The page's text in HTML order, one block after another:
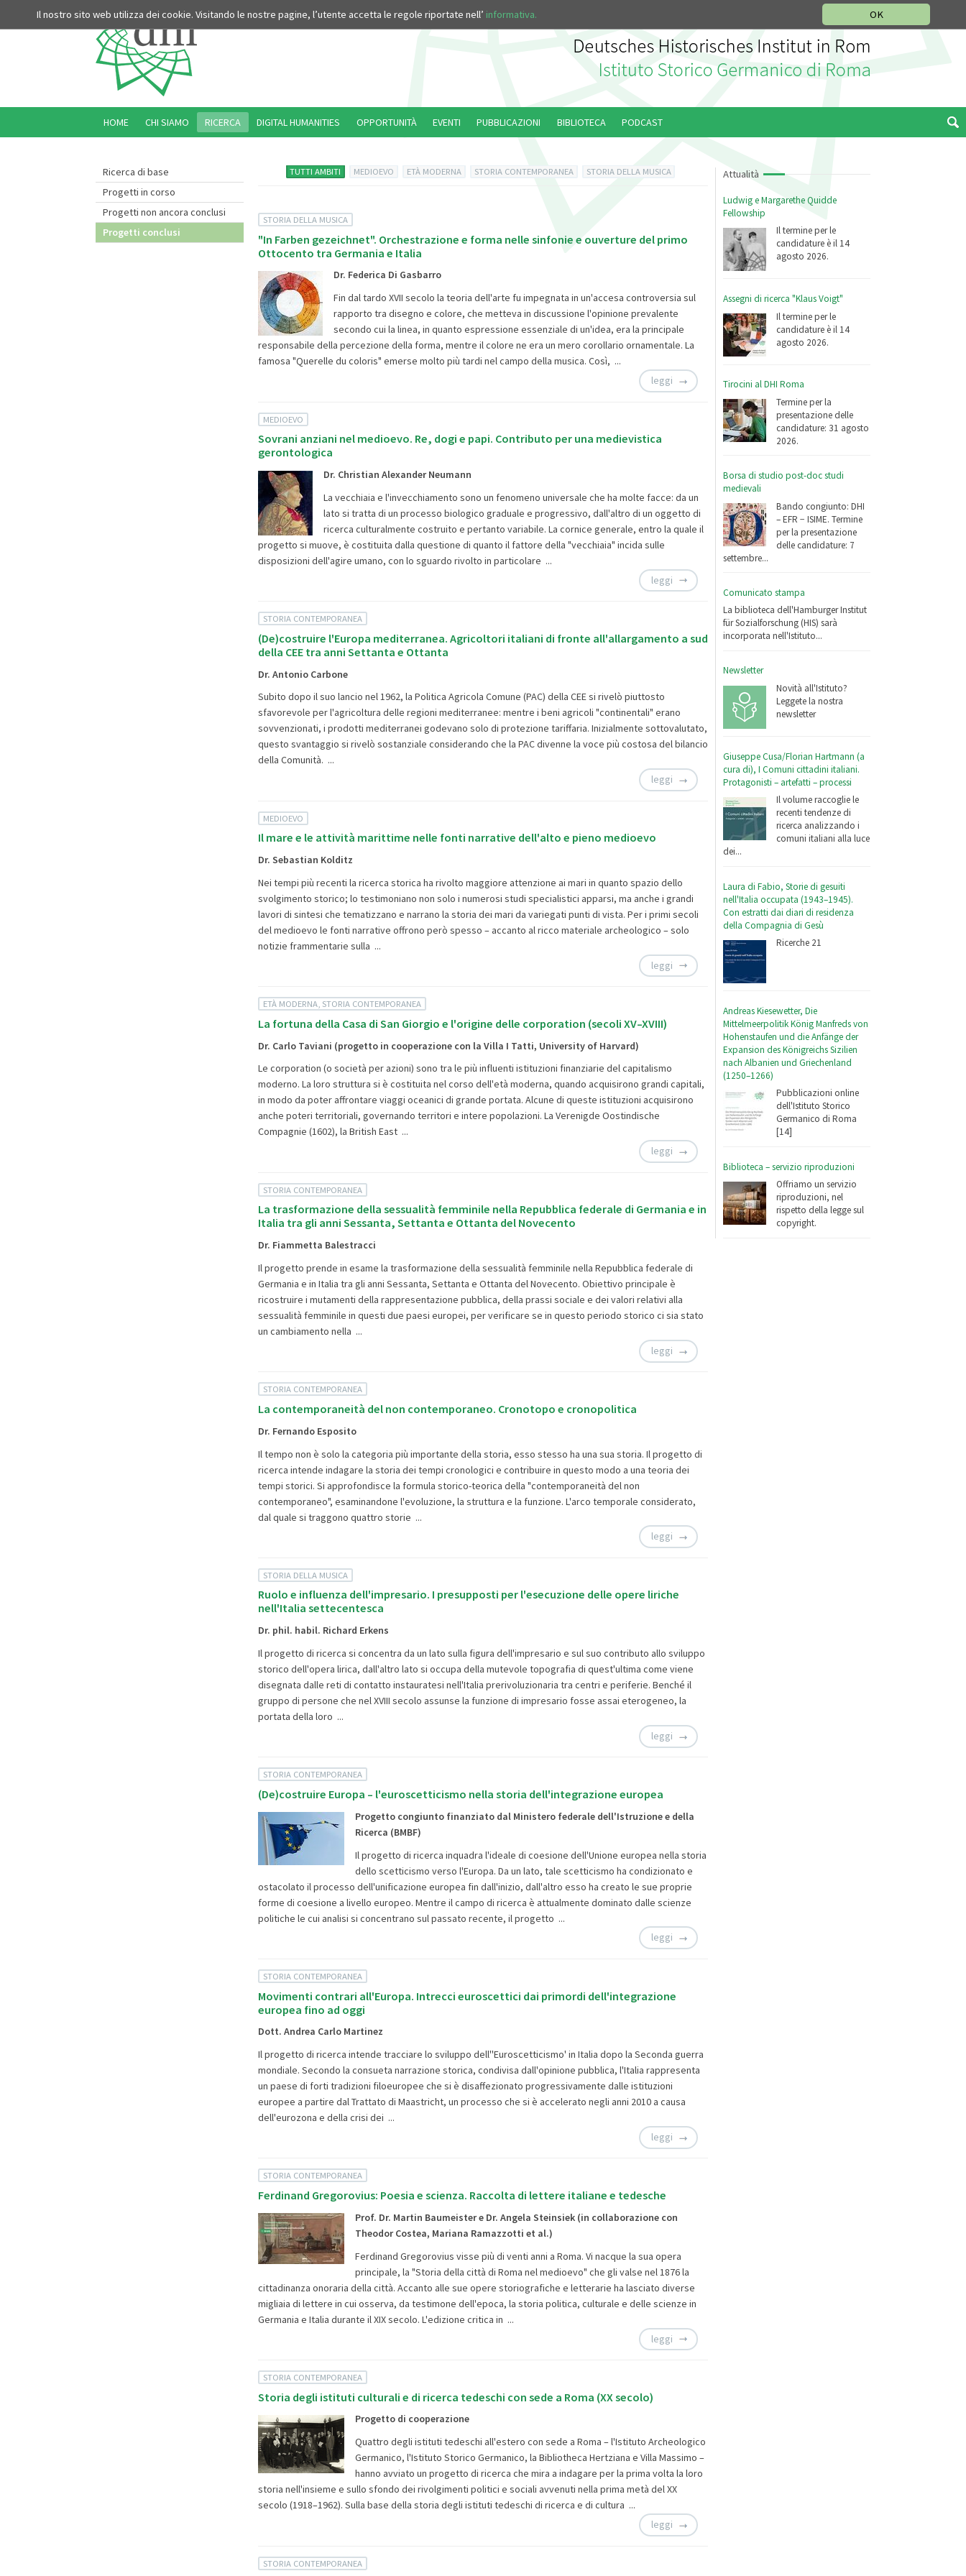
OK
Il nostro sito web utilizza dei cookie. Visitando le nostre pagine, l’utente accetta le regole riportate nell’ informativa.
Ricerca di base
Progetti in corso
Progetti non ancora conclusi
Progetti conclusi
Attualità
Ludwig e Margarethe Quidde
Fellowship
Il termine per le
candidature è il 14
agosto 2026.
Assegni di ricerca "Klaus Voigt"
Il termine per le
candidature è il 14
agosto 2026.
Tirocini al DHI Roma
Termine per la
presentazione delle
candidature: 31 agosto
2026.
Borsa di studio post-doc studi
medievali
Bando congiunto: DHI
– EFR − ISIME. Termine
per la presentazione
delle candidature: 7
settembre...
Comunicato stampa
La biblioteca dell'Hamburger Institut
für Sozialforschung (HIS) sarà
incorporata nell'Istituto...
Newsletter
Novità all'Istituto?
Leggete la nostra
newsletter
Giuseppe Cusa/Florian Hartmann (a
cura di), I Comuni cittadini italiani.
Protagonisti – artefatti – processi
Il volume raccoglie le
recenti tendenze di
ricerca analizzando i
comuni italiani alla luce
dei...
Laura di Fabio, Storie di gesuiti
nell'Italia occupata (1943–1945).
Con estratti dai diari di residenza
della Compagnia di Gesù
Ricerche 21
Andreas Kiesewetter, Die
Mittelmeerpolitik König Manfreds von
Hohenstaufen und die Anfänge der
Expansion des Königreichs Sizilien
nach Albanien und Griechenland
(1250–1266)
Pubblicazioni online
dell'Istituto Storico
Germanico di Roma
[14]
Biblioteca – servizio riproduzioni
Offriamo un servizio
riproduzioni, nel
rispetto della legge sul
copyright.
TUTTI AMBITI MEDIOEVO ETÀ MODERNA STORIA CONTEMPORANEA STORIA DELLA MUSICA
STORIA DELLA MUSICA
"In Farben gezeichnet". Orchestrazione e forma nelle sinfonie e ouverture del primo
Ottocento tra Germania e Italia
Dr. Federica Di Gasbarro
Fin dal tardo XVII secolo la teoria dell'arte fu impegnata in un'accesa controversia sul
rapporto tra disegno e colore, che metteva in discussione l'opinione prevalente
secondo cui la linea, in quanto espressione essenziale di un'idea, era la principale
responsabile della percezione della forma, mentre il colore ne era un mero corollario ornamentale. La
famosa "Querelle du coloris" emerse molto più tardi nel campo della musica. Così, ...
leggi
MEDIOEVO
Sovrani anziani nel medioevo. Re, dogi e papi. Contributo per una medievistica
gerontologica
Dr. Christian Alexander Neumann
La vecchiaia e l'invecchiamento sono un fenomeno universale che ha molte facce: da un
lato si tratta di un processo biologico graduale e progressivo, dall'altro di un oggetto di
ricerca culturalmente costruito e pertanto variabile. La cornice generale, entro la quale il
progetto si muove, è costituita dalla questione di quanto il fattore della "vecchiaia" incida sulle
disposizioni dell'agire umano, con lo sguardo rivolto in particolare ...
leggi
STORIA CONTEMPORANEA
(De)costruire l'Europa mediterranea. Agricoltori italiani di fronte all'allargamento a sud
della CEE tra anni Settanta e Ottanta
Dr. Antonio Carbone
Subito dopo il suo lancio nel 1962, la Politica Agricola Comune (PAC) della CEE si rivelò piuttosto
sfavorevole per l'agricoltura delle regioni mediterranee: mentre i beni agricoli "continentali" erano
sovvenzionati, i prodotti mediterranei godevano solo di protezione tariffaria. Inizialmente sottovalutato,
questo svantaggio si rivelò sostanziale considerando che la PAC divenne la voce più costosa del bilancio
della Comunità. ...
leggi
MEDIOEVO
Il mare e le attività marittime nelle fonti narrative dell'alto e pieno medioevo
Dr. Sebastian Kolditz
Nei tempi più recenti la ricerca storica ha rivolto maggiore attenzione ai mari in quanto spazio dello
svolgimento storico; lo testimoniano non solo i numerosi studi specialistici apparsi, ma anche i grandi
lavori di sintesi che tematizzano e narrano la storia dei mari da variegati punti di vista. Per i primi secoli
del medioevo le fonti narrative offrono però spesso – accanto al ricco materiale archeologico – solo
notizie frammentarie sulla ...
leggi
ETÀ MODERNA, STORIA CONTEMPORANEA
La fortuna della Casa di San Giorgio e l'origine delle corporation (secoli XV–XVIII)
Dr. Carlo Taviani (progetto in cooperazione con la Villa I Tatti, University of Harvard)
Le corporation (o società per azioni) sono tra le più influenti istituzioni finanziarie del capitalismo
moderno. La loro struttura si è costituita nel corso dell'età moderna, quando acquisirono grandi capitali,
in modo da poter affrontare viaggi oceanici di grande portata. Alcune di queste istituzioni acquisirono
anche poteri territoriali, governando territori e intere popolazioni. La Verenigde Oostindische
Compagnie (1602), la British East ...
leggi
STORIA CONTEMPORANEA
La trasformazione della sessualità femminile nella Repubblica federale di Germania e in
Italia tra gli anni Sessanta, Settanta e Ottanta del Novecento
Dr. Fiammetta Balestracci
Il progetto prende in esame la trasformazione della sessualità femminile nella Repubblica federale di
Germania e in Italia tra gli anni Sessanta, Settanta e Ottanta del Novecento. Obiettivo principale è
ricostruire i mutamenti della rappresentazione pubblica, della prassi sociale e dei valori relativi alla
sessualità femminile in questi due paesi europei, per verificare se in questo periodo storico ci sia stato
un cambiamento nella ...
leggi
STORIA CONTEMPORANEA
La contemporaneità del non contemporaneo. Cronotopo e cronopolitica
Dr. Fernando Esposito
Il tempo non è solo la categoria più importante della storia, esso stesso ha una sua storia. Il progetto di
ricerca intende indagare la storia dei tempi cronologici e contribuire in questo modo a una teoria dei
tempi storici. Si approfondisce la formula storico-teorica della "contemporaneità del non
contemporaneo", esaminandone l'evoluzione, la struttura e la funzione. L'arco temporale considerato,
dal quale si traggono quattro storie ...
leggi
STORIA DELLA MUSICA
Ruolo e influenza dell'impresario. I presupposti per l'esecuzione delle opere liriche
nell'Italia settecentesca
Dr. phil. habil. Richard Erkens
Il progetto di ricerca si concentra da un lato sulla figura dell'impresario e sul suo contributo allo sviluppo
storico dell'opera lirica, dall'altro lato si occupa della mutevole topografia di quest'ultima come viene
disegnata dalle reti di contatto instauratesi nell'Italia prerivoluzionaria tra centri e periferie. Benché il
gruppo di persone che nel XVIII secolo assunse la funzione di impresario fosse assai eterogeneo, la
portata della loro ...
leggi
STORIA CONTEMPORANEA
(De)costruire Europa – l'euroscetticismo nella storia dell'integrazione europea
Progetto congiunto finanziato dal Ministero federale dell'Istruzione e della
Ricerca (BMBF)
Il progetto di ricerca inquadra l'ideale di coesione dell'Unione europea nella storia
dello scetticismo verso l'Europa. Da un lato, tale scetticismo ha condizionato e
ostacolato il processo dell'unificazione europea fin dall'inizio, dall'altro esso ha creato le sue proprie
forme di coesione a livello europeo. Mentre il campo di ricerca è attualmente dominato dalle scienze
politiche le cui analisi si concentrano sul passato recente, il progetto ...
leggi
STORIA CONTEMPORANEA
Movimenti contrari all'Europa. Intrecci euroscettici dai primordi dell'integrazione
europea fino ad oggi
Dott. Andrea Carlo Martinez
Il progetto di ricerca intende tracciare lo sviluppo dell''Euroscetticismo' in Italia dopo la Seconda guerra
mondiale. Secondo la consueta narrazione storica, condivisa dall'opinione pubblica, l'Italia rappresenta
un paese di forti tradizioni filoeuropee che si è disaffezionato progressivamente dalle istituzioni
europee a partire dal Trattato di Maastricht, un processo che si è accelerato negli anni 2010 a causa
dell'eurozona e della crisi dei ...
leggi
STORIA CONTEMPORANEA
Ferdinand Gregorovius: Poesia e scienza. Raccolta di lettere italiane e tedesche
Prof. Dr. Martin Baumeister e Dr. Angela Steinsiek (in collaborazione con
Theodor Costea, Mariana Ramazzotti et al.)
Ferdinand Gregorovius visse più di venti anni a Roma. Vi nacque la sua opera
principale, la "Storia della città di Roma nel medioevo" che gli valse nel 1876 la
cittadinanza onoraria della città. Accanto alle sue opere storiografiche e letterarie ha lasciato diverse
migliaia di lettere in cui osserva, da testimone dell'epoca, la storia politica, culturale e delle scienze in
Germania e Italia durante il XIX secolo. L'edizione critica in ...
leggi
STORIA CONTEMPORANEA
Storia degli istituti culturali e di ricerca tedeschi con sede a Roma (XX secolo)
Progetto di cooperazione
Quattro degli istituti tedeschi all'estero con sede a Roma – l'Istituto Archeologico
Germanico, l'Istituto Storico Germanico, la Bibliotheca Hertziana e Villa Massimo –
hanno avviato un progetto di ricerca che mira a indagare per la prima volta la loro
storia nell'insieme e sullo sfondo dei rivolgimenti politici e sociali avvenuti nella prima metà del XX
secolo (1918–1962). Sulla base della storia degli istituti tedeschi di ricerca e di cultura ...
leggi
STORIA CONTEMPORANEA
HOME CHI SIAMO RICERCA DIGITAL HUMANITIES OPPORTUNITÀ EVENTI PUBBLICAZIONI BIBLIOTECA PODCAST